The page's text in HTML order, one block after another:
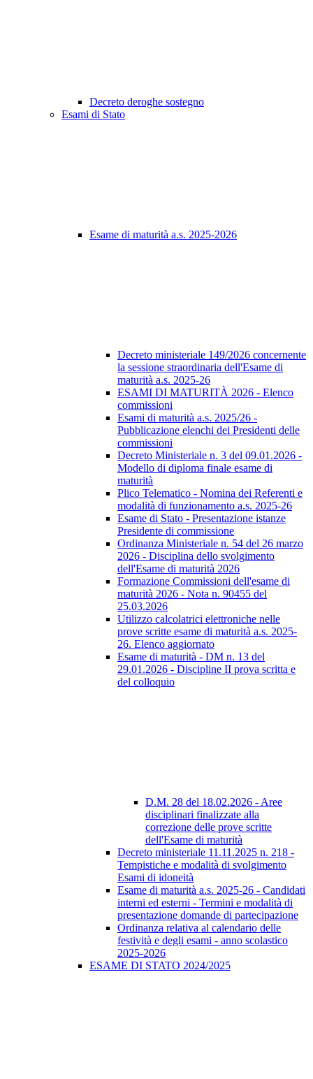
Decreto deroghe sostegno
Esami di Stato
Esame di maturità a.s. 2025-2026
Decreto ministeriale 149/2026 concernente
la sessione straordinaria dell'Esame di
maturità a.s. 2025-26
ESAMI DI MATURITÀ 2026 - Elenco
commissioni
Esami di maturità a.s. 2025/26 -
Pubblicazione elenchi dei Presidenti delle
commissioni
Decreto Ministeriale n. 3 del 09.01.2026 -
Modello di diploma finale esame di
maturità
Plico Telematico - Nomina dei Referenti e
modalità di funzionamento a.s. 2025-26
Esame di Stato - Presentazione istanze
Presidente di commissione
Ordinanza Ministeriale n. 54 del 26 marzo
2026 - Disciplina dello svolgimento
dell'Esame di maturità 2026
Formazione Commissioni dell'esame di
maturità 2026 - Nota n. 90455 del
25.03.2026
Utilizzo calcolatrici elettroniche nelle
prove scritte esame di maturità a.s. 2025-
26. Elenco aggiornato
Esame di maturità - DM n. 13 del
29.01.2026 - Discipline II prova scritta e
del colloquio
D.M. 28 del 18.02.2026 - Aree
disciplinari finalizzate alla
correzione delle prove scritte
dell'Esame di maturità
Decreto ministeriale 11.11.2025 n. 218 -
Tempistiche e modalità di svolgimento
Esami di idoneità
Esame di maturità a.s. 2025-26 - Candidati
interni ed esterni - Termini e modalità di
presentazione domande di partecipazione
Ordinanza relativa al calendario delle
festività e degli esami - anno scolastico
2025-2026
ESAME DI STATO 2024/2025